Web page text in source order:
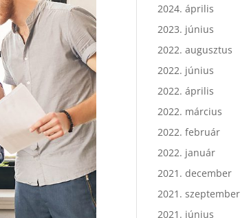
2024. április
2023. június
2022. augusztus
2022. június
2022. április
2022. március
2022. február
2022. január
2021. december
2021. szeptember
2021. június